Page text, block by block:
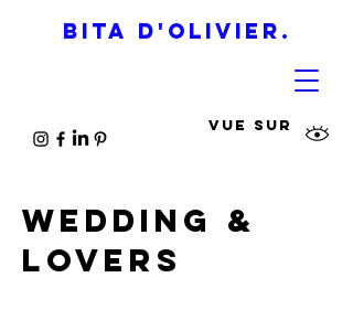
BITA D'OLIVIER.
VUE SUR
Wedding &
Lovers